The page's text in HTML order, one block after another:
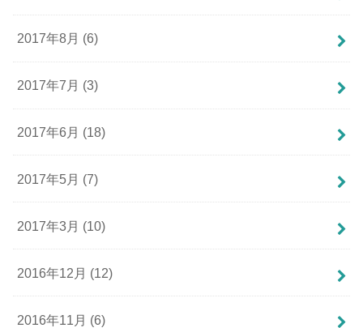
2017年8月 (6)
2017年7月 (3)
2017年6月 (18)
2017年5月 (7)
2017年3月 (10)
2016年12月 (12)
2016年11月 (6)